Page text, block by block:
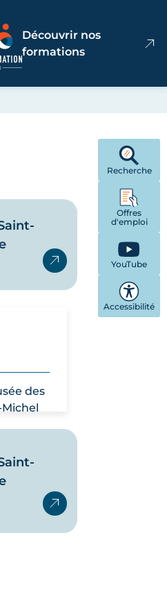
Découvrir nos
formations
des
Recherche
Offres
d'emploi
YouTube
Accessibilité